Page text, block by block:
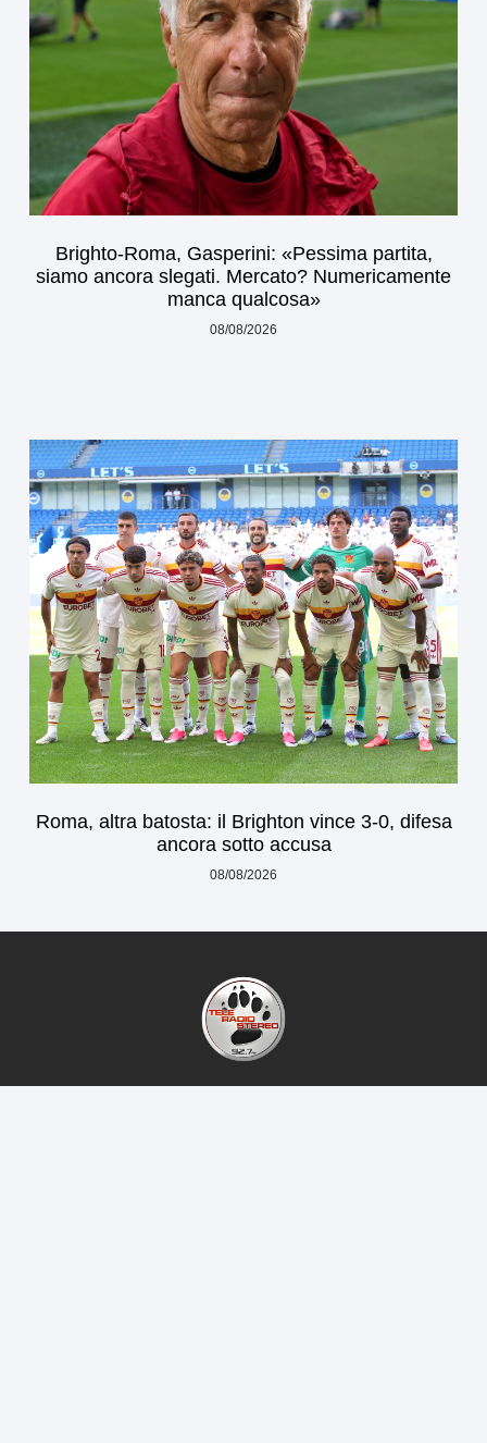
Brighto-Roma, Gasperini: «Pessima partita,
siamo ancora slegati. Mercato? Numericamente
manca qualcosa»
08/08/2026
Roma, altra batosta: il Brighton vince 3-0, difesa
ancora sotto accusa
08/08/2026